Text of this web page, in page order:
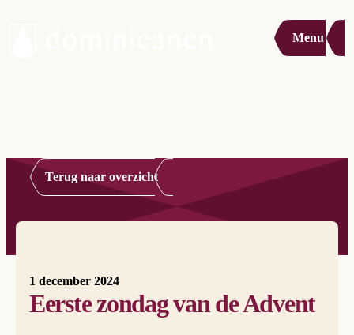
Menu
Terug naar overzicht
1 december 2024
Eerste zondag van de Advent